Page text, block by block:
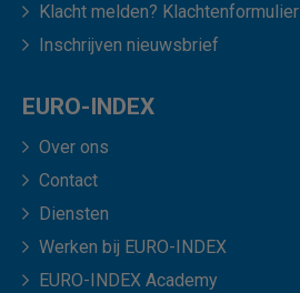
Klacht melden? Klachtenformulier
Inschrijven nieuwsbrief
EURO-INDEX
Over ons
Contact
Diensten
Werken bij EURO-INDEX
EURO-INDEX Academy